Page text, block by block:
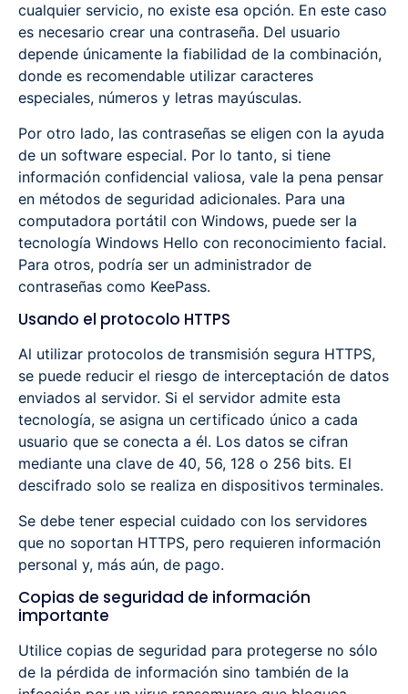
cualquier servicio, no existe esa opción. En este caso
es necesario crear una contraseña. Del usuario
depende únicamente la fiabilidad de la combinación,
donde es recomendable utilizar caracteres
especiales, números y letras mayúsculas.
Por otro lado, las contraseñas se eligen con la ayuda
de un software especial. Por lo tanto, si tiene
información confidencial valiosa, vale la pena pensar
en métodos de seguridad adicionales. Para una
computadora portátil con Windows, puede ser la
tecnología Windows Hello con reconocimiento facial.
Para otros, podría ser un administrador de
contraseñas como KeePass.
Usando el protocolo HTTPS
Al utilizar protocolos de transmisión segura HTTPS,
se puede reducir el riesgo de interceptación de datos
enviados al servidor. Si el servidor admite esta
tecnología, se asigna un certificado único a cada
usuario que se conecta a él. Los datos se cifran
mediante una clave de 40, 56, 128 o 256 bits. El
descifrado solo se realiza en dispositivos terminales.
Se debe tener especial cuidado con los servidores
que no soportan HTTPS, pero requieren información
personal y, más aún, de pago.
Copias de seguridad de información
importante
Utilice copias de seguridad para protegerse no sólo
de la pérdida de información sino también de la